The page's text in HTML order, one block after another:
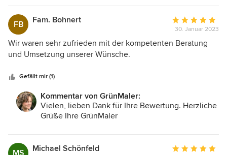
FB Fam. Bohnert
Bewertung:
5
30. Januar 2023
Wir waren sehr zufrieden mit der kompetenten Beratung
und Umsetzung unserer Wünsche.
Gefällt mir (1)
Kommentar von GrünMaler:
Vielen, lieben Dank für Ihre Bewertung. Herzliche
Grüße Ihre GrünMaler
MS Michael Schönfeld